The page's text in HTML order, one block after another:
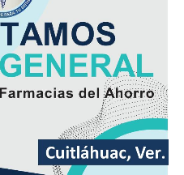
recomienda a la
de ríos y arroyos
su entorno por posibles
de laderas.
por disminución de
urbanos, viento arrachado,
granizadas en áreas de
negativos.